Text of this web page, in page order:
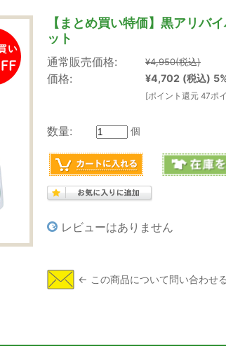
【まとめ買い特価】黒アリバ
ット
通常販売価格: ¥4,950(税込)
価格: ¥4,702 (税込)
[ポイント還元 47ポ
数量: 個
レビューはありません